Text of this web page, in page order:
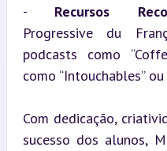
- Recursos
Progressive du
podcasts como
como “Intouchables”
Com dedicação,
sucesso dos alunos,